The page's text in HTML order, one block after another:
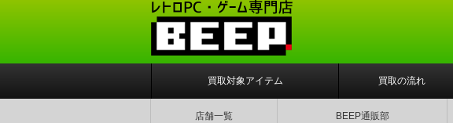
買取対象アイテム 買取の流れ
店舗一覧 BEEP通販部